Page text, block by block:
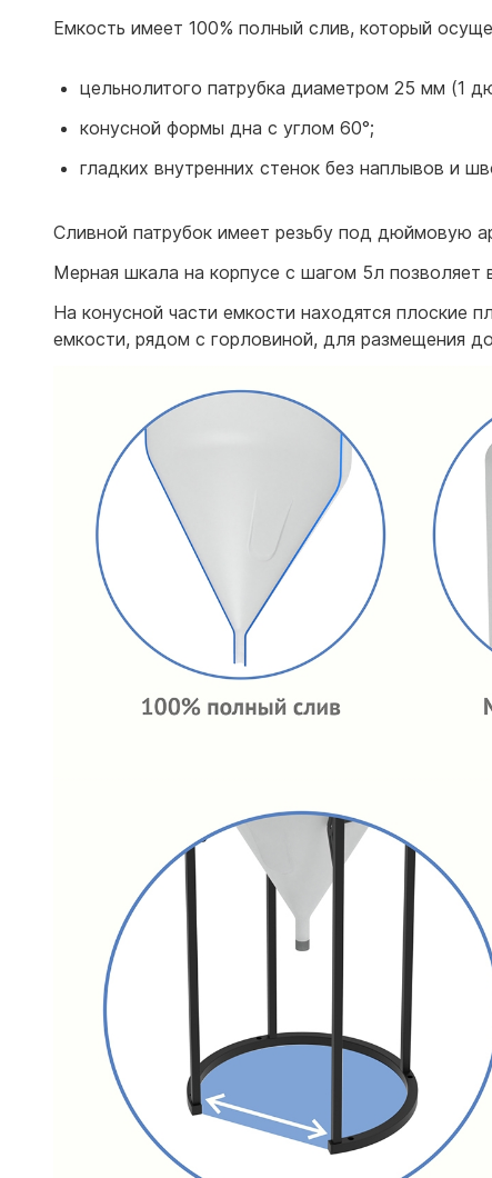
Емкость имеет 100% полный слив, который
цельнолитого патрубка диаметром 25 мм (1
конусной формы дна с углом 60°;
гладких внутренних стенок без наплывов и
Сливной патрубок имеет резьбу под дюймовую
Мерная шкала на корпусе с шагом 5л позволяет
На конусной части емкости находятся плоские
емкости, рядом с горловиной, для размещения